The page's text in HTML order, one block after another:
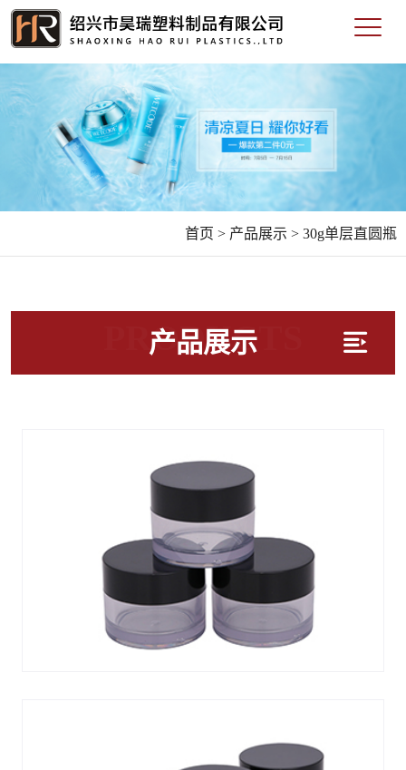
首页 > 产品展示 > 30g单层直圆瓶
产品展示
PRODUCTS